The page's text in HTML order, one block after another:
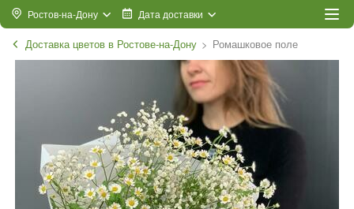
Ростов-на-Дону Дата доставки
Доставка цветов в Ростове-на-Дону Ромашковое поле